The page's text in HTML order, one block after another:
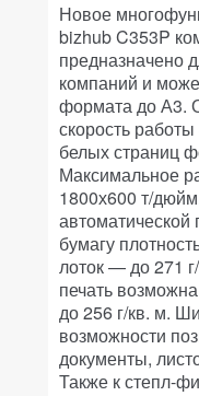
Новое
bizhub C353P
предназначено
компаний и
формата до А3.
скорость
белых страниц
Максимальное
1800х600 т/
бумагу
лоток — до 271
печать
до 256 г/кв. м.
возможности
документы,
Также к степл-